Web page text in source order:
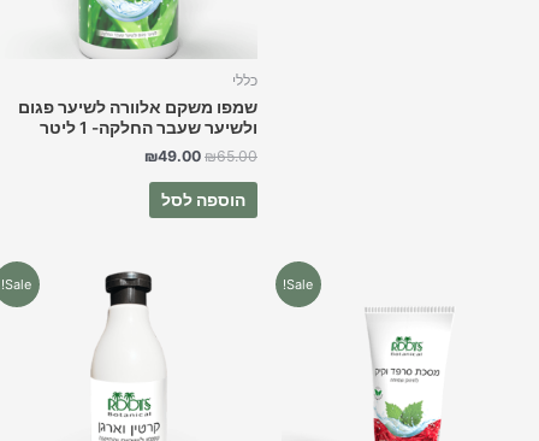
כללי
שמפו משקם אלוורה לשיער פגום
ולשיער שעבר החלקה- 1 ליטר
₪65.00
₪49.00
הוספה לסל
Sale!
הוא:
₪19.90.
Sale!
₪45.00.
המחיר
הנוכחי
₪35.00.